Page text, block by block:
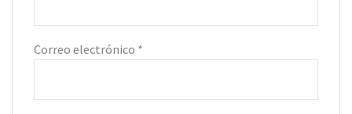
Correo electrónico *